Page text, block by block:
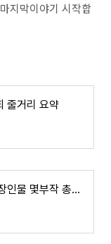
지막이야기 시작합
줄거리 요약
드라마 무인도의 디바 등장인물 몇부작 총정리